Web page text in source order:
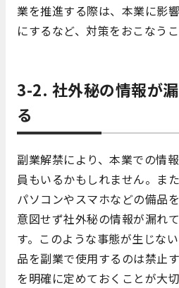
業を推進する際は、本業に影
にするなど、対策をおこなうこ
3-2. 社外秘の情報が
る
副業解禁により、本業での情
員もいるかもしれません。ま
パソコンやスマホなどの備品
意図せず社外秘の情報が漏れ
す。このような事態が生じな
品を副業で使用するのは禁止
を明確に定めておくことが大切